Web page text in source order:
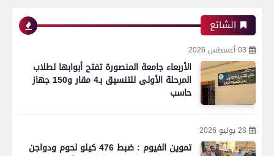
الشائع
03 أغسطس 2026
الأربعاء جامعة المنصورة تفتح أبوابها لطلاب
المرحلة الأولى للتنسيق بـ4 مقار و150 جهاز
حاسب
28 يوليو 2026
تموين الفيوم : ضبط 476 كيلو لحوم ودواجن